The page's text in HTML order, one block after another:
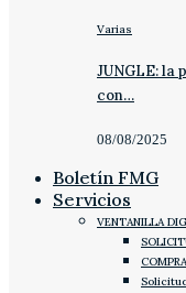
Varias
JUNGLE: la
con…
08/08/2025
Boletín FMG
Servicios
VENTANILLA